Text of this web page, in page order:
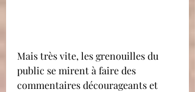
Mais très vite, les grenouilles du
public se mirent à faire des
commentaires décourageants et